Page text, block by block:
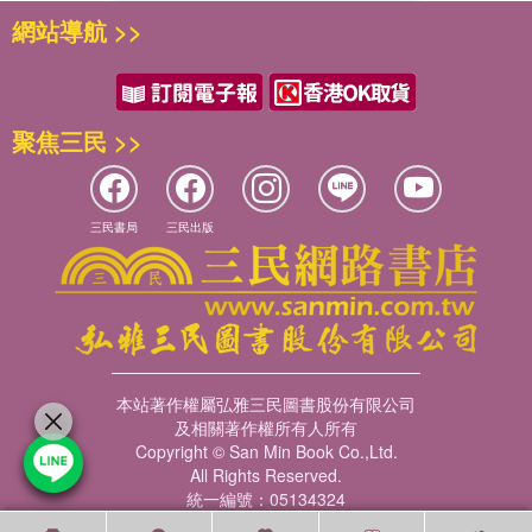
網站導航 >>
聚焦三民 >>
三民書局 三民出版
本站著作權屬弘雅三民圖書股份有限公司
及相關著作權所有人所有
Copyright © San Min Book Co.,Ltd.
All Rights Reserved.
統一編號：05134324